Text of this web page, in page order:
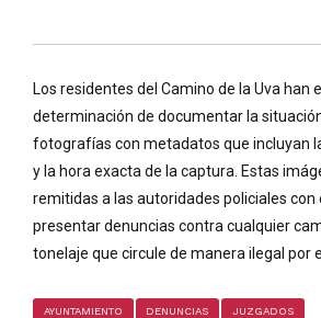
Los residentes del Camino de la Uva han
determinación de documentar la
fotografías con metadatos que incluyan
y la hora exacta de la captura. Estas
remitidas a las autoridades policiales con
presentar denuncias contra cualquier
tonelaje que circule de manera ilegal por
AYUNTAMIENTO DENUNCIAS JUZGADOS